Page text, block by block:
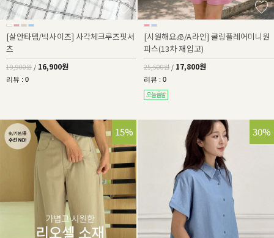
[살안타템/빅사이즈] 사각체크루즈핏셔
츠
19,900원 / 16,900원
리뷰 : 0
[시원해요🧊/A라인] 쿨링플레어미니원
피스(13차 재입고)
25,500원 / 17,800원
리뷰 : 0
32%
15% 36%
30%